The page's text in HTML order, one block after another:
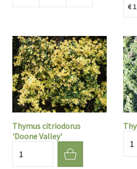
€
Thymus citriodorus
'Doone Valley'